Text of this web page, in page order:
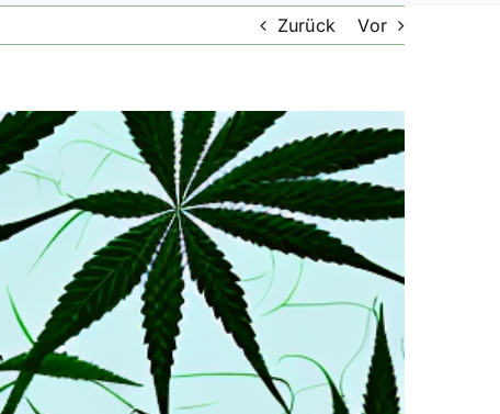
Zurück Vor